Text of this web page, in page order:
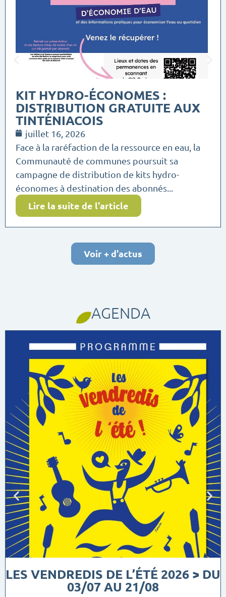
KIT HYDRO-ÉCONOMES :
DISTRIBUTION GRATUITE AUX
TINTÉNIACOIS
juillet 16, 2026
Face à la raréfaction de la ressource en eau, la
Communauté de communes poursuit sa
campagne de distribution de kits hydro-
économes à destination des abonnés...
Lire la suite de l'article
Voir + d'actus
AGENDA
LES VENDREDIS DE L’ÉTÉ 2026 > DU
03/07 AU 21/08